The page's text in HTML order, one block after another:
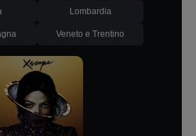
Lombardia
Veneto e Trentino